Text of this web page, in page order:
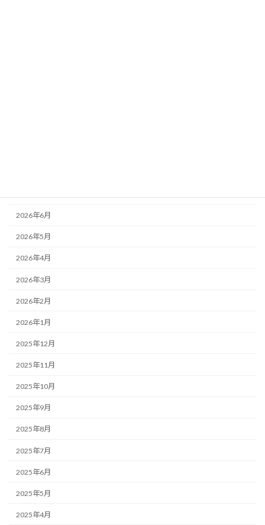
2026年6月
2026年5月
2026年4月
2026年3月
2026年2月
2026年1月
2025年12月
2025年11月
2025年10月
2025年9月
2025年8月
2025年7月
2025年6月
2025年5月
2025年4月